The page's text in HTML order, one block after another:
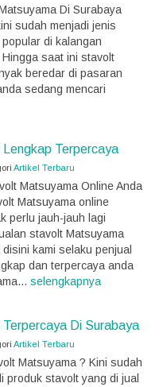
Di Surabaya
sudah menjadi jenis
di kalangan
saat ini stavolt
beredar di pasaran
sedang mencari
Terpercaya
Artikel Terbaru
Matsuyama Online Anda
Matsuyama online
perlu jauh-jauh lagi
stavolt Matsuyama
kami selaku penjual
dan terpercaya anda
selengkapnya
Di Surabaya
Artikel Terbaru
Matsuyama ? Kini sudah
produk stavolt yang di jual